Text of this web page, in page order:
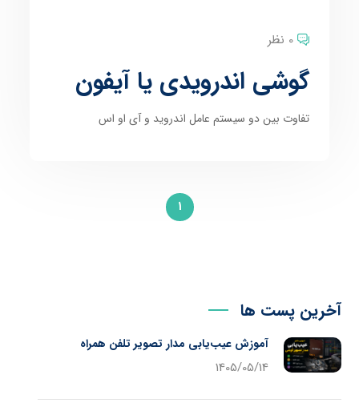
0 نظر
گوشی اندرویدی یا آیفون
تفاوت بین دو سیستم عامل اندروید و آی او اس
1
آخرین پست ها
آموزش عیب‌یابی مدار تصویر تلفن همراه
1405/05/14